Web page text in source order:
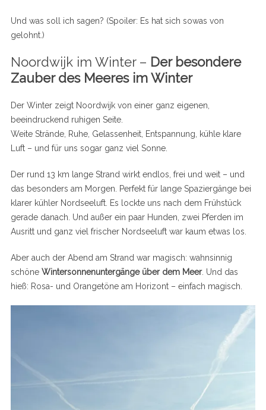
Und was soll ich sagen? (Spoiler: Es hat sich sowas von
gelohnt.)
Noordwijk im Winter – Der besondere
Zauber des Meeres im Winter
Der Winter zeigt Noordwijk von einer ganz eigenen,
beeindruckend ruhigen Seite.
Weite Strände, Ruhe, Gelassenheit, Entspannung, kühle klare
Luft – und für uns sogar ganz viel Sonne.
Der rund 13 km lange Strand wirkt endlos, frei und weit – und
das besonders am Morgen. Perfekt für lange Spaziergänge bei
klarer kühler Nordseeluft. Es lockte uns nach dem Frühstück
gerade danach. Und außer ein paar Hunden, zwei Pferden im
Ausritt und ganz viel frischer Nordseeluft war kaum etwas los.
Aber auch der Abend am Strand war magisch: wahnsinnig
schöne Wintersonnenuntergänge über dem Meer. Und das
hieß: Rosa- und Orangetöne am Horizont – einfach magisch.